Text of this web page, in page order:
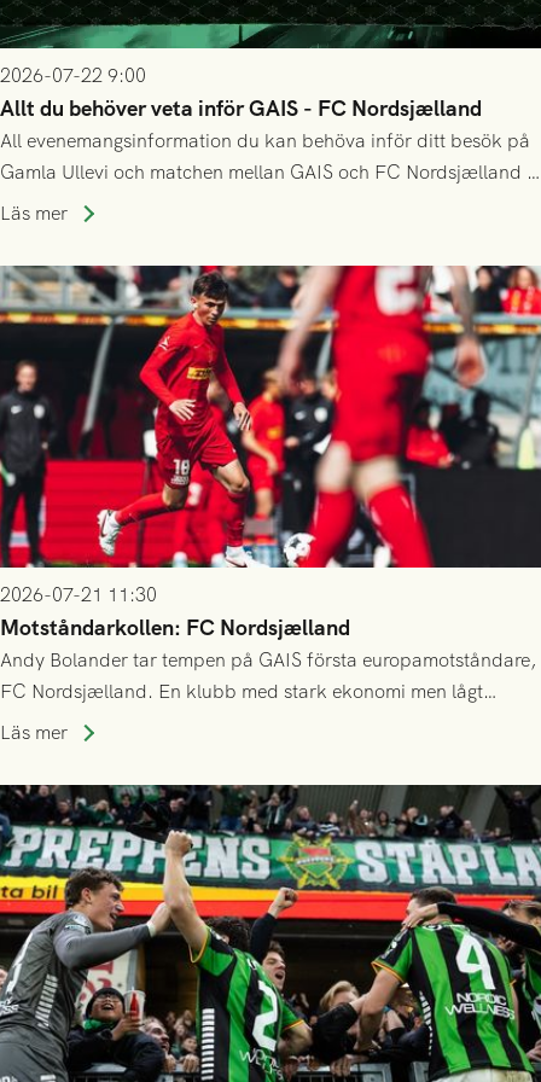
2026-07-22 9:00
Allt du behöver veta inför GAIS - FC Nordsjælland
All evenemangsinformation du kan behöva inför ditt besök på
Gamla Ullevi och matchen mellan GAIS och FC Nordsjælland i
kvalet till Conference League! Avspark kl 19.00 på torsdag
Läs mer
2026-07-21 11:30
Motståndarkollen: FC Nordsjælland
Andy Bolander tar tempen på GAIS första europamotståndare,
FC Nordsjælland. En klubb med stark ekonomi men lågt
publiksnitt, ett lag med både kollektiv styrka och individuell
Läs mer